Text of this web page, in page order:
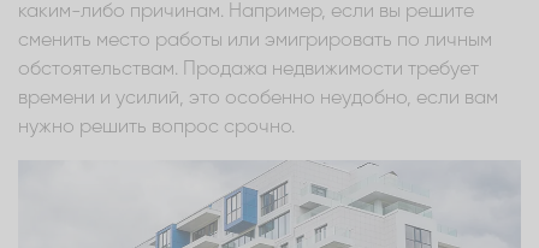
каким-либо причинам. Например, если вы решите
сменить место работы или эмигрировать по личным
обстоятельствам. Продажа недвижимости требует
времени и усилий, это особенно неудобно, если вам
нужно решить вопрос срочно.